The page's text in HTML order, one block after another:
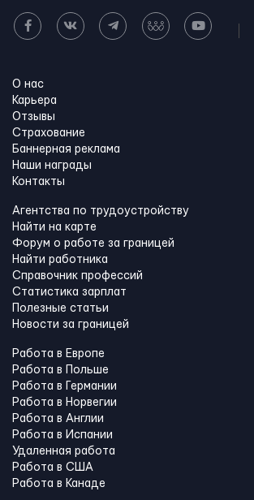
О нас
Карьера
Отзывы
Страхование
Баннерная реклама
Наши награды
Контакты
Агентства по трудоустройству
Найти на карте
Форум о работе за границей
Найти работника
Справочник профессий
Статистика зарплат
Полезные статьи
Новости за границей
Работа в Европе
Работа в Польше
Работа в Германии
Работа в Норвегии
Работа в Англии
Работа в Испании
Удаленная работа
Работа в США
Работа в Канадe